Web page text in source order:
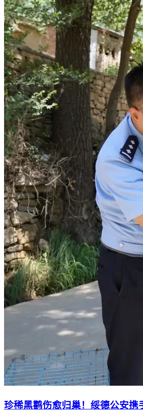
珍稀黑鹳伤愈归巢！绥德公安携